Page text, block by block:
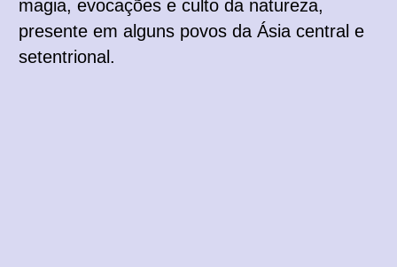
magia, evocações e culto da natureza,
presente em alguns povos da Ásia central e
setentrional.